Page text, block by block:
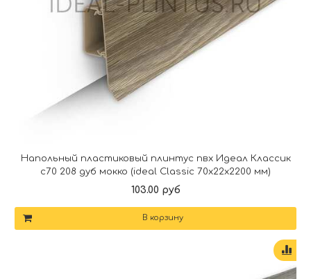
Напольный пластиковый плинтус пвх Идеал Классик
c70 208 дуб мокко (ideal Classic 70х22х2200 мм)
103.00 руб
В корзину